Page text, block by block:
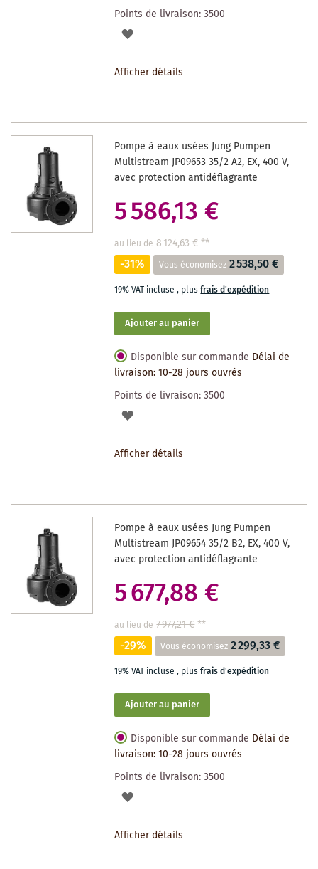
Points de livraison:3500
AJOUTER
SOUHAITS
Afficher détails
Pompe à eaux usées Jung Pumpen
Multistream JP09653 35/2 A2, EX, 400 V,
avec protection antidéflagrante
5 586,13 €
au lieu de 8 124,63 €**
-31% Vous économisez 2 538,50 €
19% VAT incluse, plusfrais d'expédition
Ajouter au panier
Disponible sur commande Délai de
livraison: 10-28 jours ouvrés
Points de livraison:3500
AJOUTER
SOUHAITS
Afficher détails
Pompe à eaux usées Jung Pumpen
Multistream JP09654 35/2 B2, EX, 400 V,
avec protection antidéflagrante
5 677,88 €
au lieu de 7 977,21 €**
-29% Vous économisez 2 299,33 €
19% VAT incluse, plusfrais d'expédition
Ajouter au panier
Disponible sur commande Délai de
livraison: 10-28 jours ouvrés
Points de livraison:3500
AJOUTER
Afficher détails